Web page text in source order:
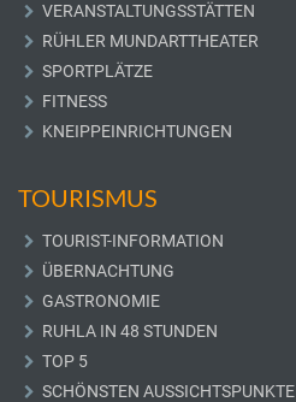
VERANSTALTUNGSSTÄTTEN
RÜHLER MUNDARTTHEATER
SPORTPLÄTZE
FITNESS
KNEIPPEINRICHTUNGEN
TOURISMUS
TOURIST-INFORMATION
ÜBERNACHTUNG
GASTRONOMIE
RUHLA IN 48 STUNDEN
TOP 5
SCHÖNSTEN AUSSICHTSPUNKTE